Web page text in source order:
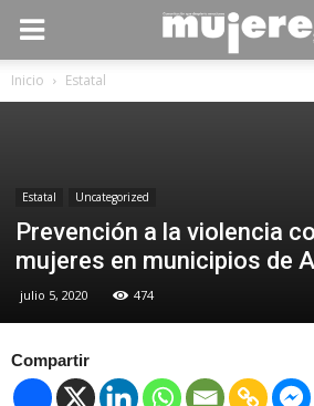
Inicio Estatal
Estatal Uncategorized
Prevención a la violencia
mujeres en municipios de
julio 5, 2020 474
Compartir